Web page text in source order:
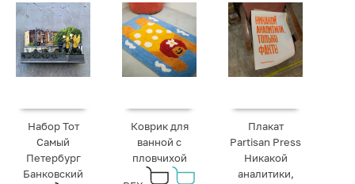
Набор Тот
Самый
Петербург
Банковский
Коврик для
ванной с
пловчихой
Плакат
Partisan Press
Никакой
аналитики,